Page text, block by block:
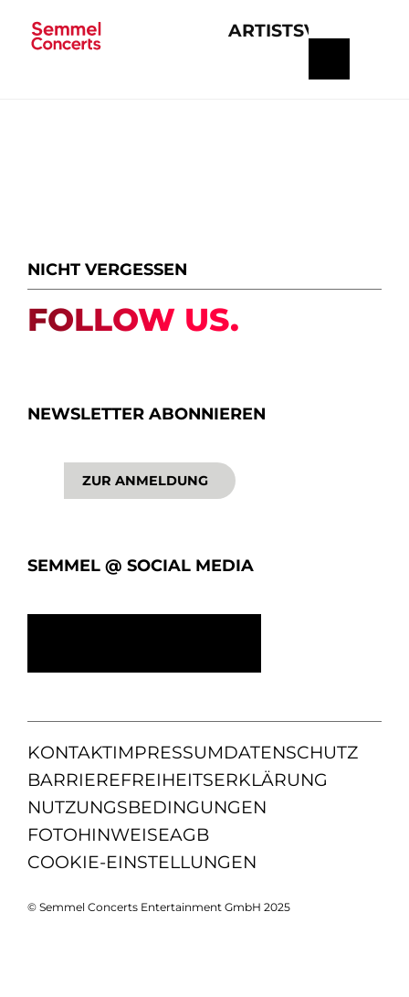
ARTISTS
NICHT VERGESSEN
FOLLOW US.
NEWSLETTER ABONNIEREN
ZUR ANMELDUNG
SEMMEL @ SOCIAL MEDIA
KONTAKTIMPRESSUMDATENSCHUTZ
BARRIEREFREIHEITSERKLÄRUNG
NUTZUNGSBEDINGUNGEN
FOTOHINWEISEAGB
COOKIE-EINSTELLUNGEN
© Semmel Concerts Entertainment GmbH 2025